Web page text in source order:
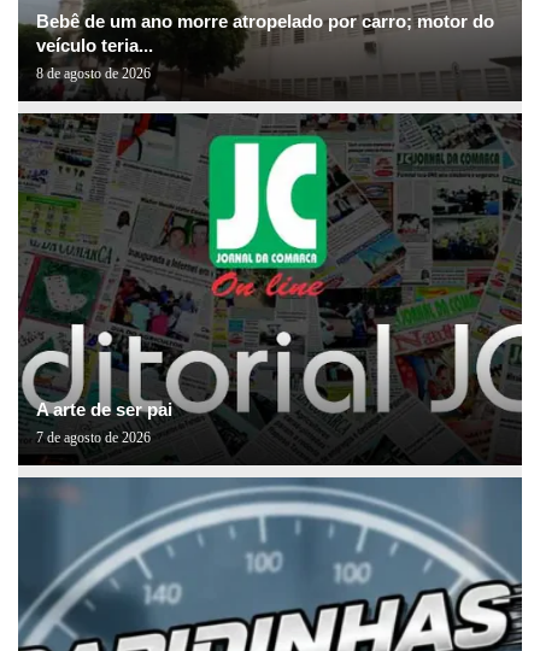
Bebê de um ano morre atropelado por carro; motor do
veículo teria...
8 de agosto de 2026
A arte de ser pai
7 de agosto de 2026